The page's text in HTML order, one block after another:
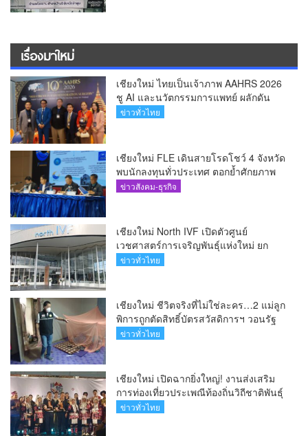
เรื่องมาใหม่
เชียงใหม่ ไทยเป็นเจ้าภาพ AAHRS 2026
ชู AI และนวัตกรรมการแพทย์ ผลักดัน
Medical Hub และศูนย์กลางปลูกผมแห่ง
ข่าวทั่วไทย
เชียงใหม่ FLE เดินสายโรดโชว์ 4 จังหวัด
พบนักลงทุนทั่วประเทศ ตอกย้ำศักยภาพ
ผู้นำธุรกิจระบบน้ำครบวงจร(คลิป)
ข่าวสังคม-ธุรกิจ
เชียงใหม่ North IVF เปิดตัวศูนย์
เวชศาสตร์การเจริญพันธุ์แห่งใหม่ ยก
ระดับเชียงใหม่สู่ ศูนย์กลางการรักษาผู้มี
ข่าวทั่วไทย
เชียงใหม่ ชีวิตจริงที่ไม่ใช่ละคร…2 แม่ลูก
พิการถูกตัดสิทธิ์บัตรสวัสดิการฯ วอนรัฐ
ทบทวนเกณฑ์ช่วยคนจน(คลิป)
ข่าวทั่วไทย
เชียงใหม่ เปิดฉากยิ่งใหญ่! งานส่งเสริม
การท่องเที่ยวประเพณีท้องถิ่นวิถีชาติพันธุ์
ล้านนา(คลิป)
ข่าวทั่วไทย